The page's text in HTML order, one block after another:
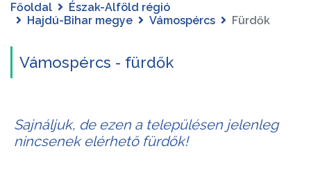
Főoldal
Észak-Alföld régió
Hajdú-Bihar megye
Vámospércs Fürdők
Vámospércs - fürdők
Sajnáljuk, de ezen a településen jelenleg
nincsenek elérhető fürdők!